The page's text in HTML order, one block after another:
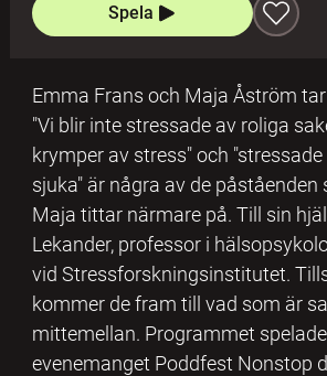
Spela
Emma Frans och Maja Åström
"Vi blir inte stressade av roliga
krymper av stress" och
sjuka" är några av de påståenden
Maja tittar närmare på. Till sin
Lekander, professor i
vid Stressforskningsinstitutet.
kommer de fram till vad som är
mittemellan. Programmet
evenemanget Poddfest Nonstop